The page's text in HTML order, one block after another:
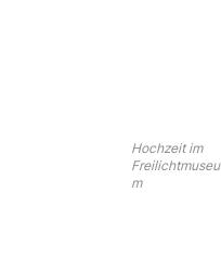
Hochzeit im
Freilichtmuseu
m